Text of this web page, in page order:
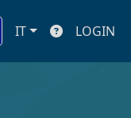
IT LOGIN